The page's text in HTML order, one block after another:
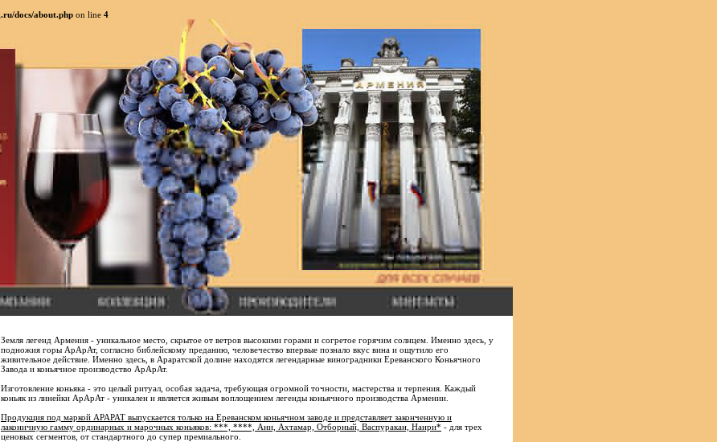
docs/about.php on line 4
Земля легенд Армения - уникальное место, скрытое от ветров высокими горами и согретое горячим солнцем. Именно здесь, у
подножия горы АрАрАт, согласно библейскому преданию, человечество впервые познало вкус вина и ощутило его
живительное действие. Именно здесь, в Араратской долине находятся легендарные виноградники Ереванского Коньячного
Завода и коньячное производство АрАрАт.
Изготовление коньяка - это целый ритуал, особая задача, требующая огромной точности, мастерства и терпения. Каждый
коньяк из линейки АрАрАт - уникален и является живым воплощением легенды коньячного производства Армении.
Продукция под маркой АРАРАТ выпускается только на Ереванском коньячном заводе и представляет законченную и
лаконичную гамму ординарных и марочных коньяков: ***, ****, Ани, Ахтамар, Отборный, Васпуракан, Наири* - для трех
ценовых сегментов, от стандартного до супер премиального.